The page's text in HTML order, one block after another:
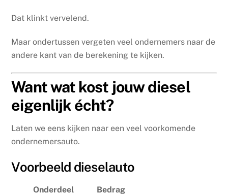
Dat klinkt vervelend.
Maar ondertussen vergeten veel ondernemers naar de
andere kant van de berekening te kijken.
Want wat kost jouw diesel
eigenlijk écht?
Laten we eens kijken naar een veel voorkomende
ondernemersauto.
Voorbeeld dieselauto
Onderdeel
Bedrag